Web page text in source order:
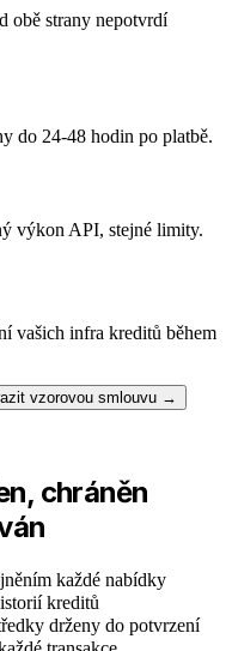
obě strany nepotvrdí
do 24-48 hodin po platbě.
výkon API, stejné limity.
vašich infra kreditů během
vzorovou smlouvu →
chráněn
každé nabídky
kreditů
drženy do potvrzení